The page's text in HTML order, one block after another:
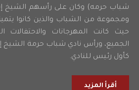
شباب حرمه) وكان على رأسهم الشيخ
ومجموعة من الشباب والذين كانوا
حيث كانت المهرجانات والاحتفالات
الجميع، ورأس نادي شباب حرمة الشيخ
كأول رئيس للنادي.
أقرأ المزيد